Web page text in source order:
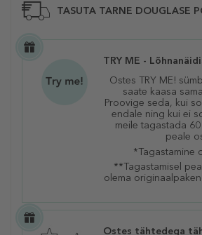
TASUTA TARNE DOUGLASE
TRY ME -
Ostes TRY ME!
saate kaasa
Proovige seda, kui
endale ning kui ei
meile tagastada
peale
*Tagastamine
**Tagastamisel
olema
Ostes tähtedega